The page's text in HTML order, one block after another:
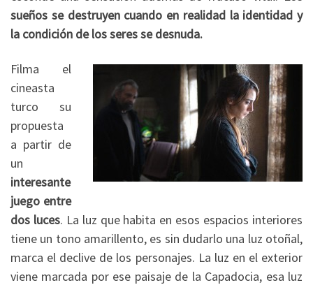
sueños se destruyen cuando en realidad la identidad y
la condición de los seres se desnuda.
Filma el
cineasta
turco su
propuesta
a partir de
un
interesante
juego entre
dos luces. La luz que habita en esos espacios interiores
tiene un tono amarillento, es sin dudarlo una luz otoñal,
marca el declive de los personajes. La luz en el exterior
viene marcada por ese paisaje de la Capadocia, esa luz